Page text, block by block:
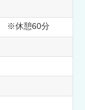
※休憩60分